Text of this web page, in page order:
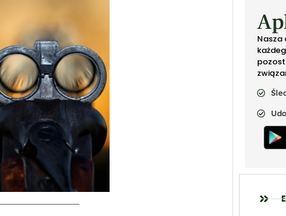
Nasza